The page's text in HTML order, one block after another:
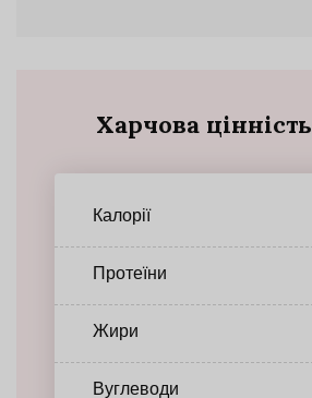
Харчова цінність
Калорії
Протеїни
Жири
Вуглеводи